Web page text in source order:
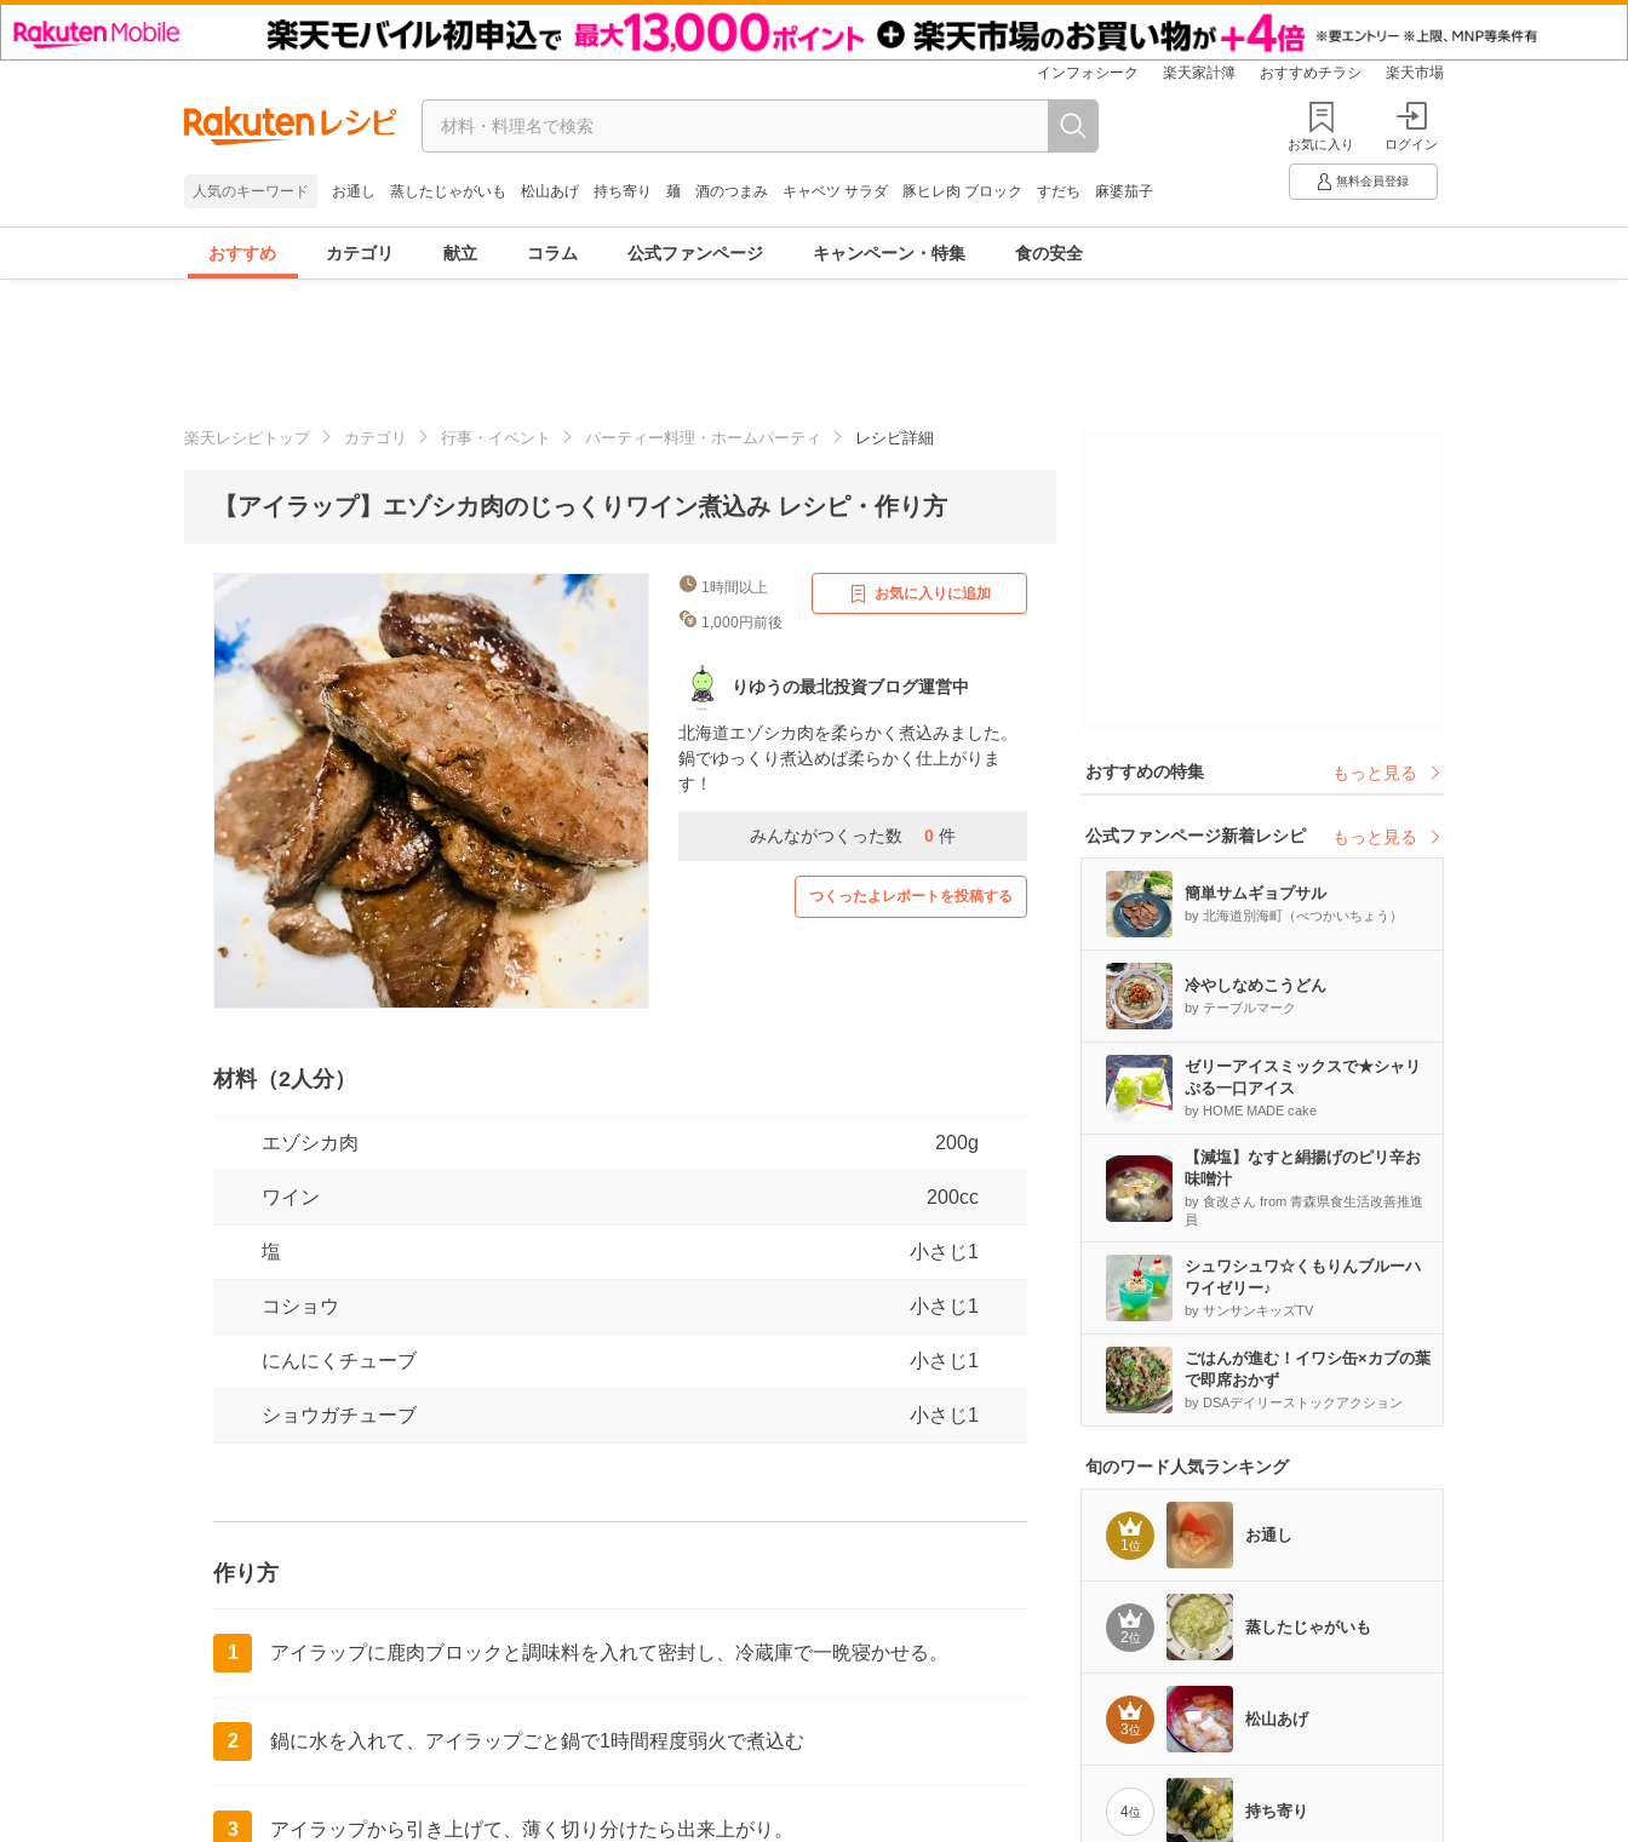
インフォシーク 楽天家計簿 おすすめチラシ 楽天市場
人気のキーワード お通し 蒸したじゃがいも 松山あげ 持ち寄り 麺 酒のつまみ キャベツ サラダ 豚ヒレ肉 ブロック すだち 麻婆茄子
お気に入り ログイン
無料会員登録
おすすめ カテゴリ 献立 コラム 公式ファンページ キャンペーン・特集 食の安全
楽天レシピトップ カテゴリ 行事・イベント パーティー料理・ホームパーティ レシピ詳細
【アイラップ】エゾシカ肉のじっくりワイン煮込み レシピ・作り方
1時間以上
1,000円前後
お気に入りに追加
りゆうの最北投資ブログ運営中
北海道エゾシカ肉を柔らかく煮込みました。
鍋でゆっくり煮込めば柔らかく仕上がりま
す！
みんながつくった数 0 件
つくったよレポートを投稿する
材料（2人分）
エゾシカ肉 200g
ワイン 200cc
塩 小さじ1
コショウ 小さじ1
にんにくチューブ 小さじ1
ショウガチューブ 小さじ1
作り方
1 アイラップに鹿肉ブロックと調味料を入れて密封し、冷蔵庫で一晩寝かせる。
2 鍋に水を入れて、アイラップごと鍋で1時間程度弱火で煮込む
3 アイラップから引き上げて、薄く切り分けたら出来上がり。
おすすめの特集 もっと見る
公式ファンページ新着レシピ もっと見る
簡単サムギョプサル
by 北海道別海町（べつかいちょう）
冷やしなめこうどん
by テーブルマーク
ゼリーアイスミックスで★シャリ
ぷる一口アイス
by HOME MADE cake
【減塩】なすと絹揚げのピリ辛お
味噌汁
by 食改さん from 青森県食生活改善推進
員
シュワシュワ☆くもりんブルーハ
ワイゼリー♪
by サンサンキッズTV
ごはんが進む！イワシ缶×カブの葉
で即席おかず
by DSAデイリーストックアクション
旬のワード人気ランキング
1位
お通し
2位
蒸したじゃがいも
3位
松山あげ
4位 持ち寄り